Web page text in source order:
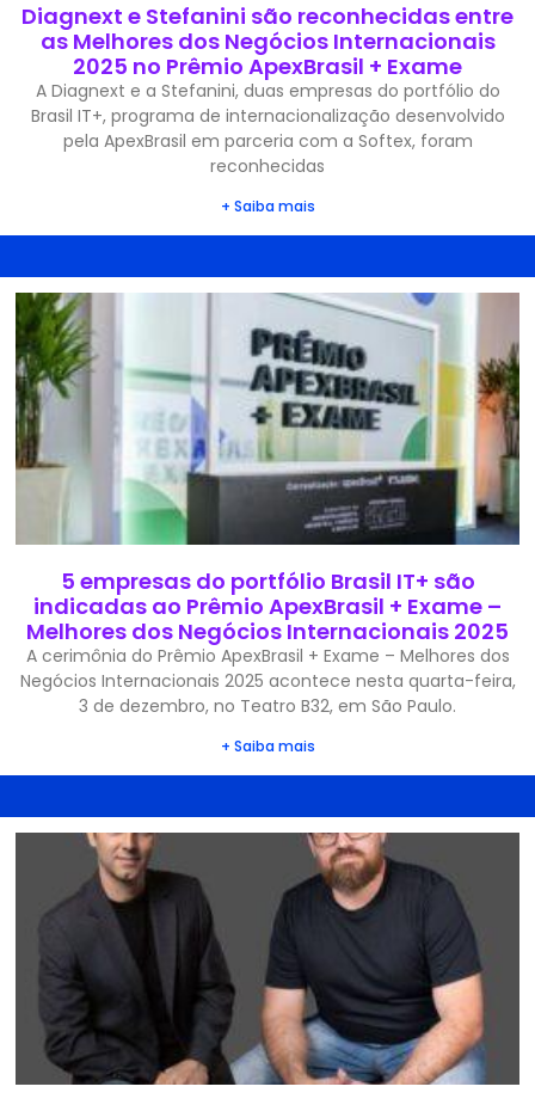
Diagnext e Stefanini são reconhecidas entre
as Melhores dos Negócios Internacionais
2025 no Prêmio ApexBrasil + Exame
A Diagnext e a Stefanini, duas empresas do portfólio do
Brasil IT+, programa de internacionalização desenvolvido
pela ApexBrasil em parceria com a Softex, foram
reconhecidas
+ Saiba mais
5 empresas do portfólio Brasil IT+ são
indicadas ao Prêmio ApexBrasil + Exame –
Melhores dos Negócios Internacionais 2025
A cerimônia do Prêmio ApexBrasil + Exame – Melhores dos
Negócios Internacionais 2025 acontece nesta quarta-feira,
3 de dezembro, no Teatro B32, em São Paulo.
+ Saiba mais